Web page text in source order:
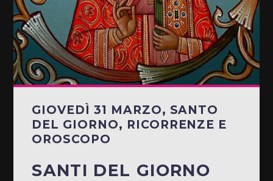
GIOVEDÌ 31 MARZO, SANTO
DEL GIORNO, RICORRENZE E
OROSCOPO
SANTI DEL GIORNO